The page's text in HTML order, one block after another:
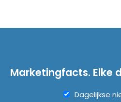
Marketingfacts. Elke
Dagelijkse